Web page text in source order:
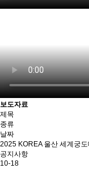
보도자료
제목
종류
날짜
2025 KOREA 울산 세계궁
공지사항
10-18